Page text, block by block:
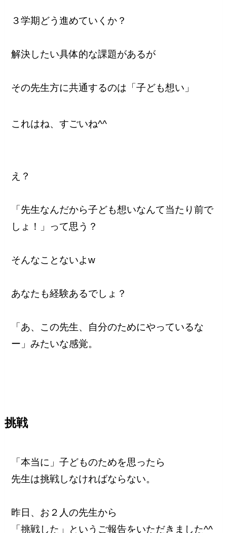
３学期どう進めていくか？
解決したい具体的な課題があるが
その先生方に共通するのは「子ども想い」
これはね、すごいね^^
え？
「先生なんだから子ども想いなんて当たり前で
しょ！」って思う？
そんなことないよw
あなたも経験あるでしょ？
「あ、この先生、自分のためにやっているな
ー」みたいな感覚。
挑戦
「本当に」子どものためを思ったら
先生は挑戦しなければならない。
昨日、お２人の先生から
「挑戦した」というご報告をいただきました^^